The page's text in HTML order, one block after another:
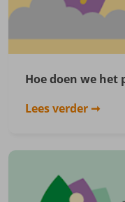
Hoe doen we het
Lees verder